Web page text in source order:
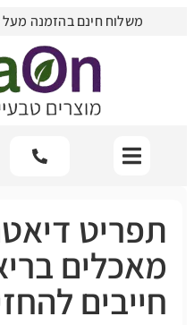
משלוח חינם בהזמנה מעל 260 ש"ח בדיסקרטיות מלאה
תפריט
מאכלים
חייבים